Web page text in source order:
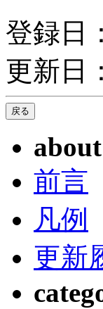
登録日
更新日
about
前言
凡例
更新